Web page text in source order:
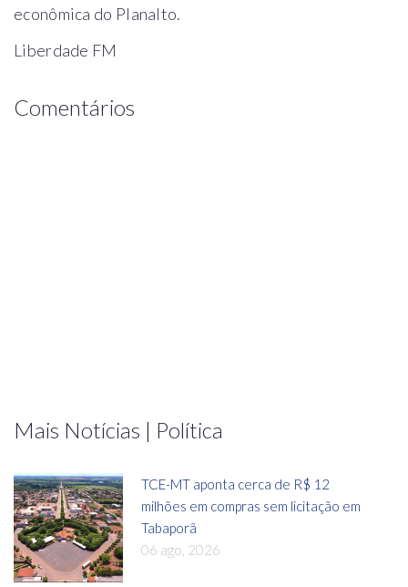
econômica do Planalto.
Liberdade FM
Comentários
Mais Notícias | Política
TCE-MT aponta cerca de R$ 12
milhões em compras sem licitação em
Tabaporã
06 ago, 2026